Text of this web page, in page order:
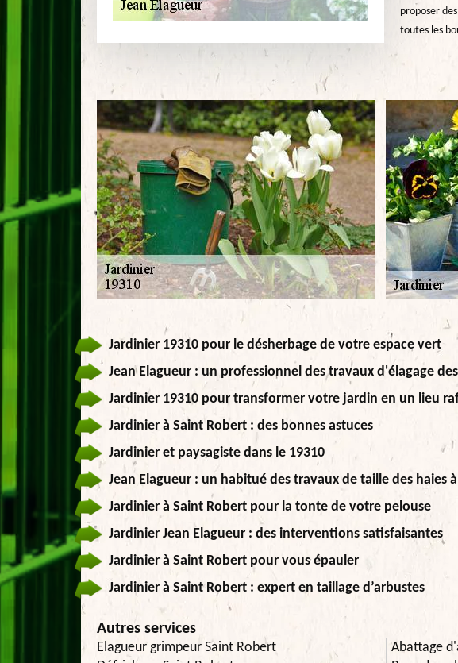
proposer
toutes les
Jardinier 19310 pour le désherbage de votre espace vert
Jean Elagueur : un professionnel des travaux d'élagage
Jardinier 19310 pour transformer votre jardin en un lieu
Jardinier à Saint Robert : des bonnes astuces
Jardinier et paysagiste dans le 19310
Jean Elagueur : un habitué des travaux de taille des haies
Jardinier à Saint Robert pour la tonte de votre pelouse
Jardinier Jean Elagueur : des interventions satisfaisantes
Jardinier à Saint Robert pour vous épauler
Jardinier à Saint Robert : expert en taillage d’arbustes
Autres services
Elagueur grimpeur Saint Robert
Abattage